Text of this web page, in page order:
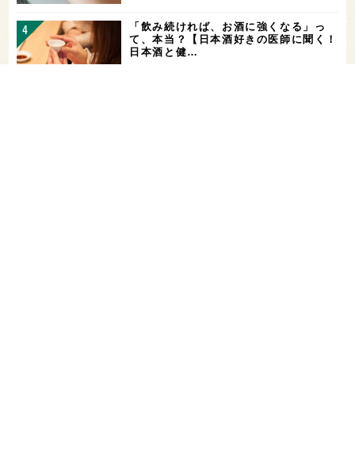
「飲み続ければ、お酒に強くなる」っ
て、本当？【日本酒好きの医師に聞く！
日本酒と健…